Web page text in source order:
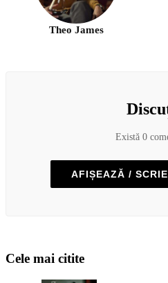
Theo James
Există 0
AFIȘEAZĂ /
Cele mai citite